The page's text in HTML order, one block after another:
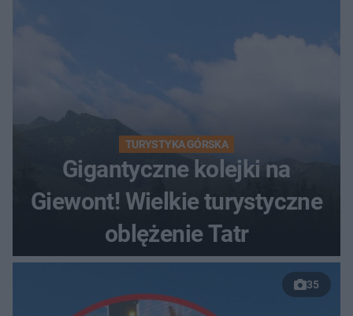
TURYSTYKA GÓRSKA
Gigantyczne kolejki na
Giewont! Wielkie turystyczne
oblężenie Tatr
35